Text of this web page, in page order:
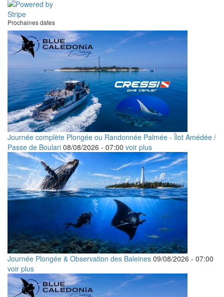
Prochaines dates
Journée complète Plongée ou Randonnée Palmée - Îlot Amédée /
Passe de Boulari 08/08/2026 - 07:00 voir plus
Journée Plongée & Observation des Baleines 09/08/2026 - 07:00
voir plus